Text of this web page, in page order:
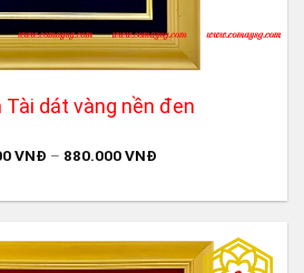
Tài dát vàng nền đen
VNĐ – 880.000VNĐ